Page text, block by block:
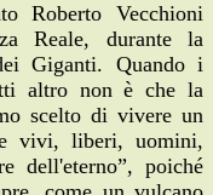
Roberto Vecchioni
Reale, durante la
Giganti. Quando i
altro non è che la
scelto di vivere un
vivi, liberi, uomini,
dell'eterno”, poiché